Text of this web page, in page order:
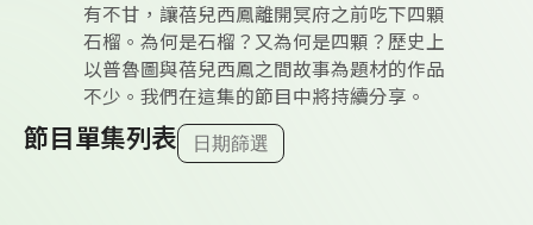
有不甘，讓蓓兒西鳳離開冥府之前吃下四顆
石榴。為何是石榴？又為何是四顆？歷史上
以普魯圖與蓓兒西鳳之間故事為題材的作品
不少。我們在這集的節目中將持續分享。
節目單集列表 日期篩選